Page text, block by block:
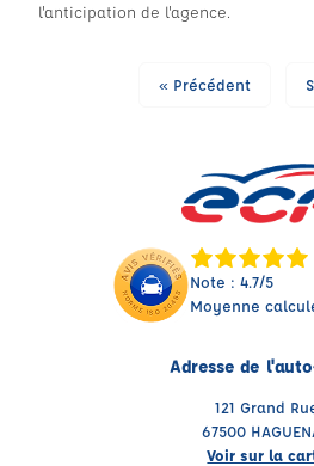
l'anticipation de l'agence.
« Précédent
Note : 4.7/5
Moyenne
Adresse de
121 Grand
67500
Voir sur la